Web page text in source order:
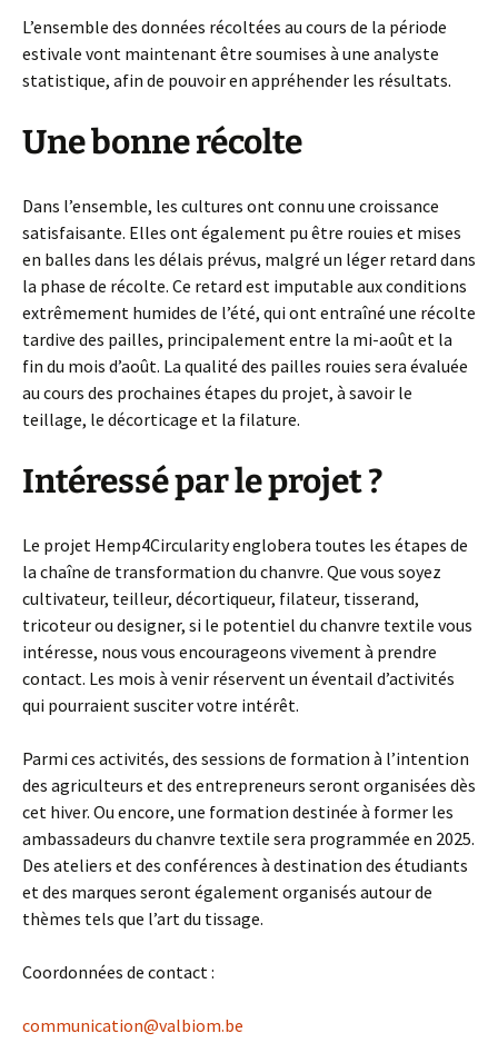
L’ensemble des données récoltées au cours de la période
estivale vont maintenant être soumises à une analyste
statistique, afin de pouvoir en appréhender les résultats.
Une bonne récolte
Dans l’ensemble, les cultures ont connu une croissance
satisfaisante. Elles ont également pu être rouies et mises
en balles dans les délais prévus, malgré un léger retard dans
la phase de récolte. Ce retard est imputable aux conditions
extrêmement humides de l’été, qui ont entraîné une récolte
tardive des pailles, principalement entre la mi-août et la
fin du mois d’août. La qualité des pailles rouies sera évaluée
au cours des prochaines étapes du projet, à savoir le
teillage, le décorticage et la filature.
Intéressé par le projet ?
Le projet Hemp4Circularity englobera toutes les étapes de
la chaîne de transformation du chanvre. Que vous soyez
cultivateur, teilleur, décortiqueur, filateur, tisserand,
tricoteur ou designer, si le potentiel du chanvre textile vous
intéresse, nous vous encourageons vivement à prendre
contact. Les mois à venir réservent un éventail d’activités
qui pourraient susciter votre intérêt.
Parmi ces activités, des sessions de formation à l’intention
des agriculteurs et des entrepreneurs seront organisées dès
cet hiver. Ou encore, une formation destinée à former les
ambassadeurs du chanvre textile sera programmée en 2025.
Des ateliers et des conférences à destination des étudiants
et des marques seront également organisés autour de
thèmes tels que l’art du tissage.
Coordonnées de contact :
communication@valbiom.be